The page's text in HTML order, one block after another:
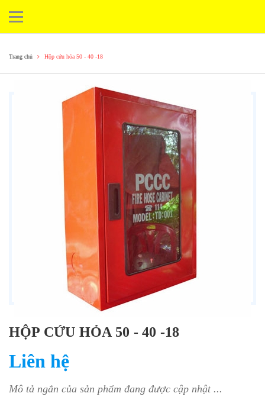
Trang chủ Hộp cứu hỏa 50 - 40 -18
HỘP CỨU HỎA 50 - 40 -18
Liên hệ
Mô tả ngắn của sản phẩm đang được cập nhật ...